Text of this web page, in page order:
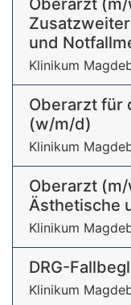
Oberarzt
und
Klinikum
Oberarzt für
(w/m/d)
Klinikum
Oberarzt
Ästhetische
Klinikum
DRG-
Klinikum